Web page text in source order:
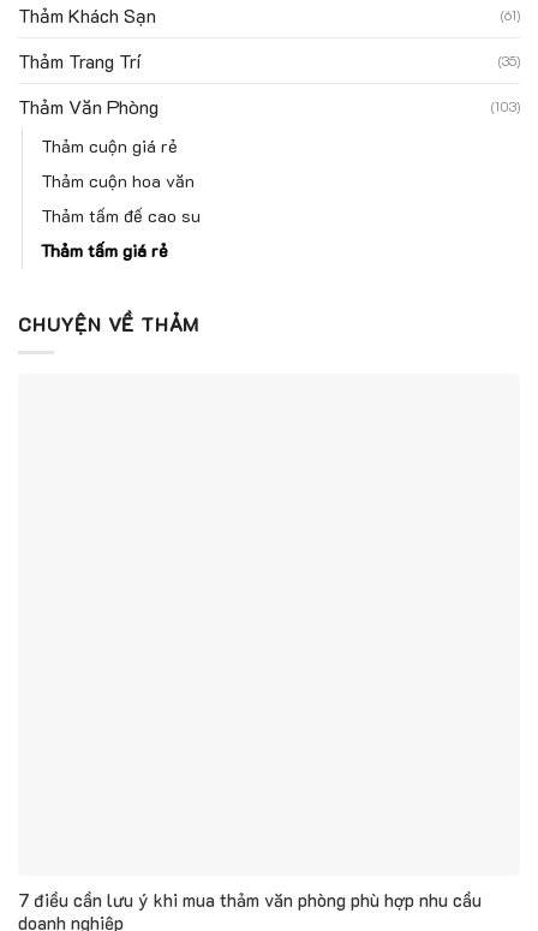
Thảm Khách Sạn (61)
Thảm Trang Trí (35)
Thảm Văn Phòng (103)
Thảm cuộn giá rẻ
Thảm cuộn hoa văn
Thảm tấm đế cao su
Thảm tấm giá rẻ
CHUYỆN VỀ THẢM
7 điều cần lưu ý khi mua thảm văn phòng phù hợp nhu cầu
doanh nghiệp